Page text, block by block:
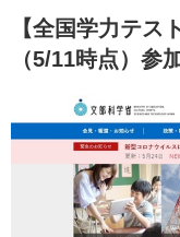
【全国学力テス
（5/11時点）参